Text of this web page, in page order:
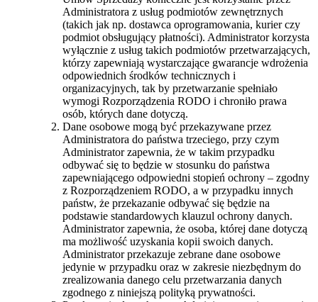
Administratora z usług podmiotów zewnętrznych
(takich jak np. dostawca oprogramowania, kurier czy
podmiot obsługujący płatności). Administrator korzysta
wyłącznie z usług takich podmiotów przetwarzających,
którzy zapewniają wystarczające gwarancje wdrożenia
odpowiednich środków technicznych i
organizacyjnych, tak by przetwarzanie spełniało
wymogi Rozporządzenia RODO i chroniło prawa
osób, których dane dotyczą.
Dane osobowe mogą być przekazywane przez
Administratora do państwa trzeciego, przy czym
Administrator zapewnia, że w takim przypadku
odbywać się to będzie w stosunku do państwa
zapewniającego odpowiedni stopień ochrony – zgodny
z Rozporządzeniem RODO, a w przypadku innych
państw, że przekazanie odbywać się będzie na
podstawie standardowych klauzul ochrony danych.
Administrator zapewnia, że osoba, której dane dotyczą
ma możliwość uzyskania kopii swoich danych.
Administrator przekazuje zebrane dane osobowe
jedynie w przypadku oraz w zakresie niezbędnym do
zrealizowania danego celu przetwarzania danych
zgodnego z niniejszą polityką prywatności.